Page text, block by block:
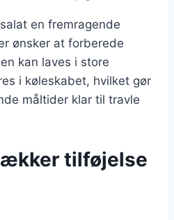
en fremragende
ønsker at forberede
kan laves i store
i køleskabet, hvilket gør
måltider klar til travle
tilføjelse